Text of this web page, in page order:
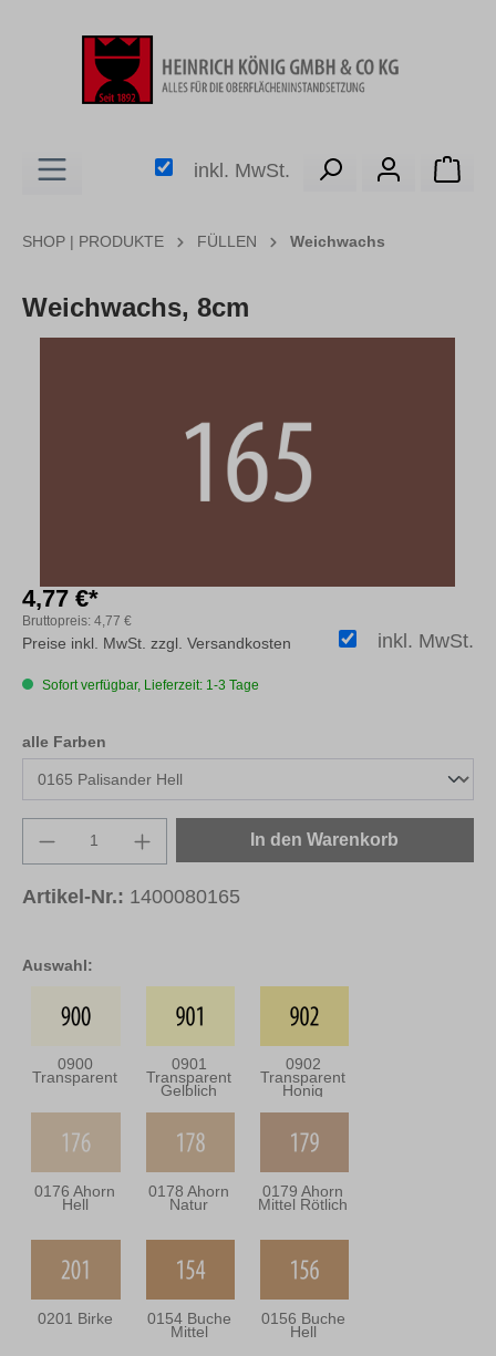
inkl. MwSt.
SHOP | PRODUKTE FÜLLEN Weichwachs
Weichwachs, 8cm
Auswahl:
0900
Transparent
0901
Transparent
Gelblich
0902
Transparent
Honig
0176 Ahorn
Hell
0178 Ahorn
Natur
0179 Ahorn
Mittel Rötlich
0201 Birke 0154 Buche
Mittel
0156 Buche
Hell
4,77 €*
Bruttopreis: 4,77 €
inkl. MwSt.
Preise inkl. MwSt. zzgl. Versandkosten
Sofort verfügbar, Lieferzeit: 1-3 Tage
alle Farben
Produkt Anzahl: Gib den gewünschten
In den Warenkorb
Artikel-Nr.: 1400080165